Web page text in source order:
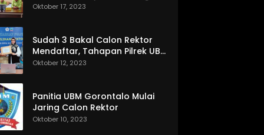
Oktober 17, 2023
Sudah 3 Bakal Calon Rektor
Mendaftar, Tahapan Pilrek UBM
Gorontalo Makin Seru
Oktober 12, 2023
Panitia UBM Gorontalo Mulai
Jaring Calon Rektor
Oktober 10, 2023